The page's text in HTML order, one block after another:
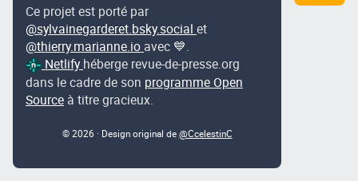
Ce projet est porté par
@sylvainegarderet.bsky.social et
@thierry.marianne.io avec 💙.
Netlify héberge revue-de-presse.org
dans le cadre de son programme Open
Source à titre gracieux.
© 2026 · Design original de @CcelestinC